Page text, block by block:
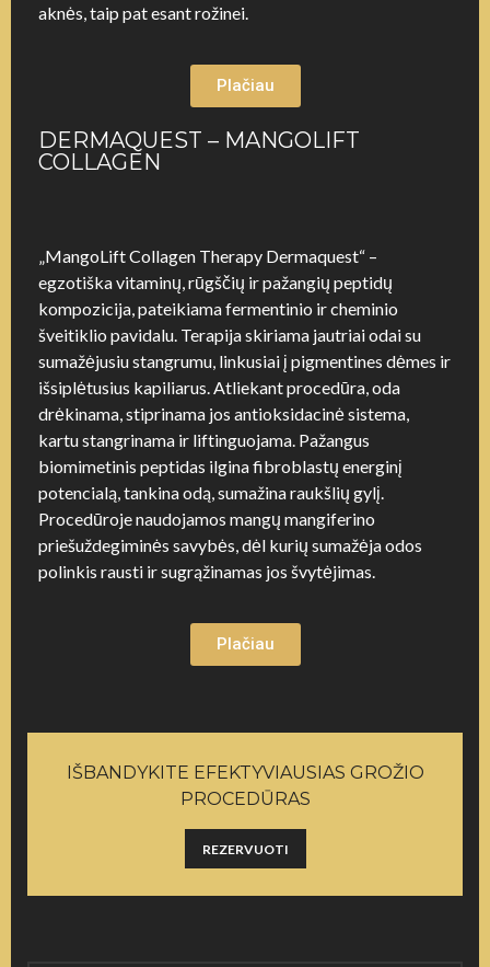
aknės, taip pat esant rožinei.
Plačiau
DERMAQUEST – MANGOLIFT
COLLAGEN
„MangoLift Collagen Therapy Dermaquest“ –
egzotiška vitaminų, rūgščių ir pažangių peptidų
kompozicija, pateikiama fermentinio ir cheminio
šveitiklio pavidalu. Terapija skiriama jautriai odai su
sumažėjusiu stangrumu, linkusiai į pigmentines dėmes ir
išsiplėtusius kapiliarus. Atliekant procedūra, oda
drėkinama, stiprinama jos antioksidacinė sistema,
kartu stangrinama ir liftinguojama. Pažangus
biomimetinis peptidas ilgina fibroblastų energinį
potencialą, tankina odą, sumažina raukšlių gylį.
Procedūroje naudojamos mangų mangiferino
priešuždegiminės savybės, dėl kurių sumažėja odos
polinkis rausti ir sugrąžinamas jos švytėjimas.
Plačiau
IŠBANDYKITE EFEKTYVIAUSIAS GROŽIO
PROCEDŪRAS
REZERVUOTI